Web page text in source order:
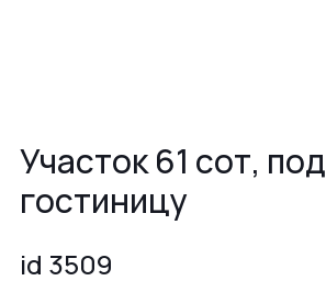
Участок 61 сот, под
гостиницу
id 3509